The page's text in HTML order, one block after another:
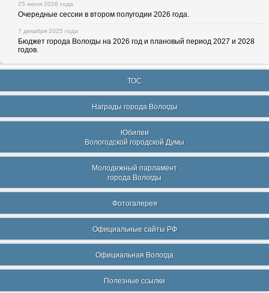
25 июня 2026 года
Очередные сессии в втором полугодии 2026 года.
7 декабря 2025 года
Бюджет города Вологды на 2026 год и плановый период 2027 и 2028
годов.
ТОС
Награды города Вологды
Юбилеи
Вологодской городской Думы
Молодежный парламент
города Вологды
Фотогалерея
Официальные сайты РФ
Официальная Вологда
Полезные ссылки